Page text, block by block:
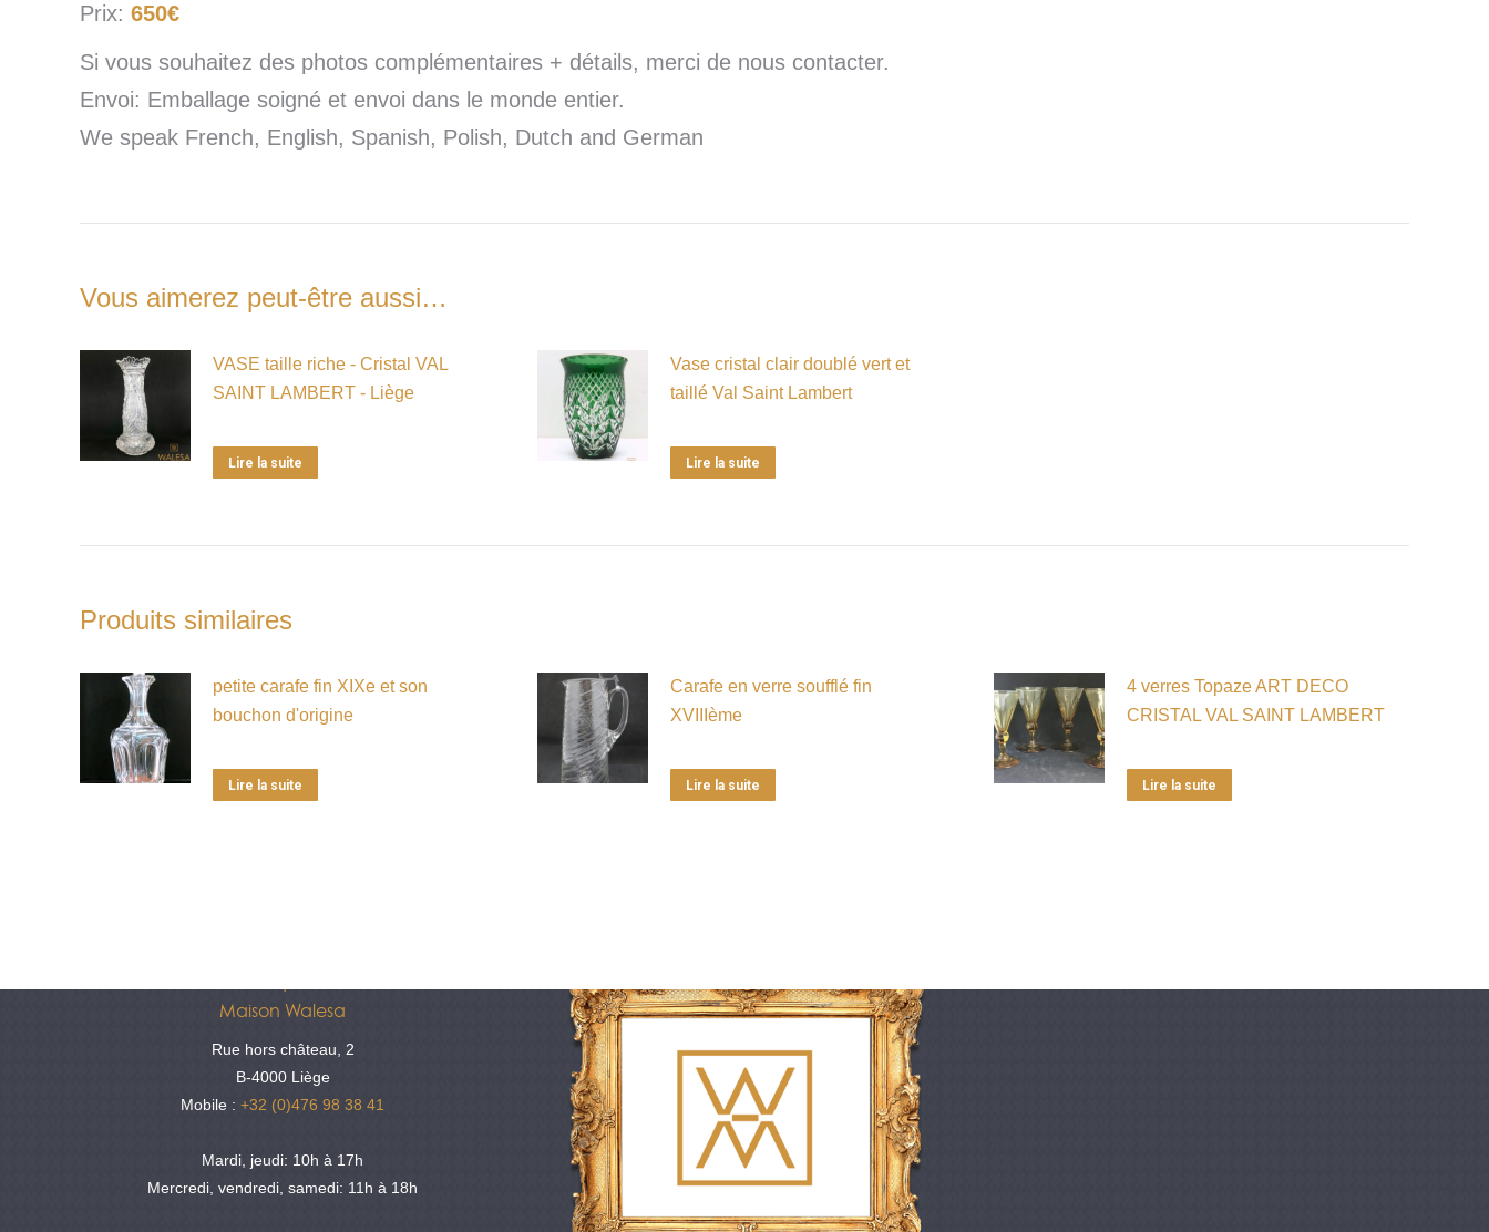
Prix: 650€
Si vous souhaitez des photos complémentaires + détails, merci de nous contacter.
Envoi: Emballage soigné et envoi dans le monde entier.
We speak French, English, Spanish, Polish, Dutch and German
Vous aimerez peut-être aussi…
VASE taille riche - Cristal VAL
SAINT LAMBERT - Liège
Lire la suite
Vase cristal clair doublé vert et
taillé Val Saint Lambert
Lire la suite
Produits similaires
petite carafe fin XIXe et son
bouchon d'origine
Lire la suite
Carafe en verre soufflé fin
XVIIIème
Lire la suite
4 verres Topaze ART DECO
CRISTAL VAL SAINT LAMBERT
Lire la suite
Maison Walesa
Rue hors château, 2
B-4000 Liège
Mobile :+32 (0)476 98 38 41
Mardi, jeudi: 10h à 17h
Mercredi, vendredi, samedi: 11h à 18h